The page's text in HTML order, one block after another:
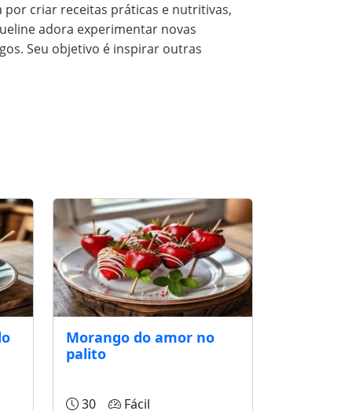
por criar receitas práticas e nutritivas,
adora experimentar novas
Seu objetivo é inspirar outras
Morango do amor no
palito
30 Fácil